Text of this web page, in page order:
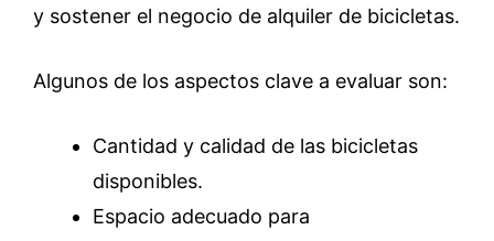
y sostener el negocio de alquiler de bicicletas.
Algunos de los aspectos clave a evaluar son:
Cantidad y calidad de las bicicletas
disponibles.
Espacio adecuado para